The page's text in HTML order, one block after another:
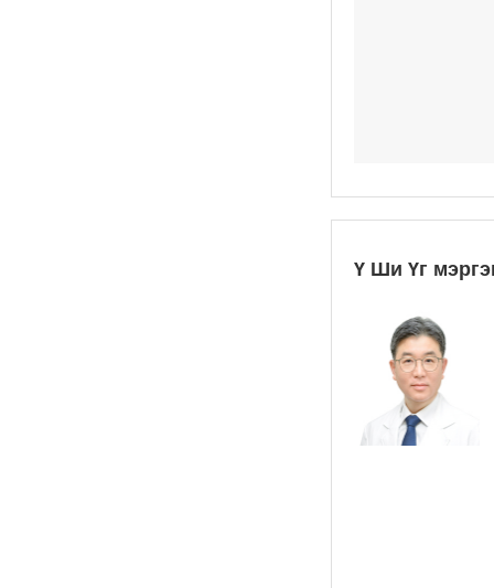
Ү Ши Үг